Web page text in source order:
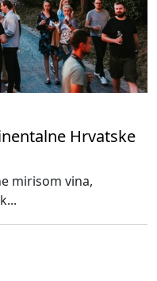
Hrvatske
mirisom vina,